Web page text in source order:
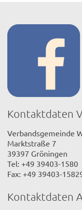
Kontaktdaten
Verbandsgemeinde
Marktstraße 7
39397 Gröningen
Tel: +49 39403-1580
Fax: +49 39403-
Kontaktdaten